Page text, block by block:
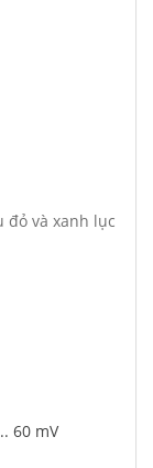
đỏ và xanh lục
60 mV